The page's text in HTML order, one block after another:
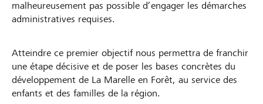
malheureusement pas possible d’engager les démarches
administratives requises.
Atteindre ce premier objectif nous permettra de franchir
une étape décisive et de poser les bases concrètes du
développement de La Marelle en Forêt, au service des
enfants et des familles de la région.